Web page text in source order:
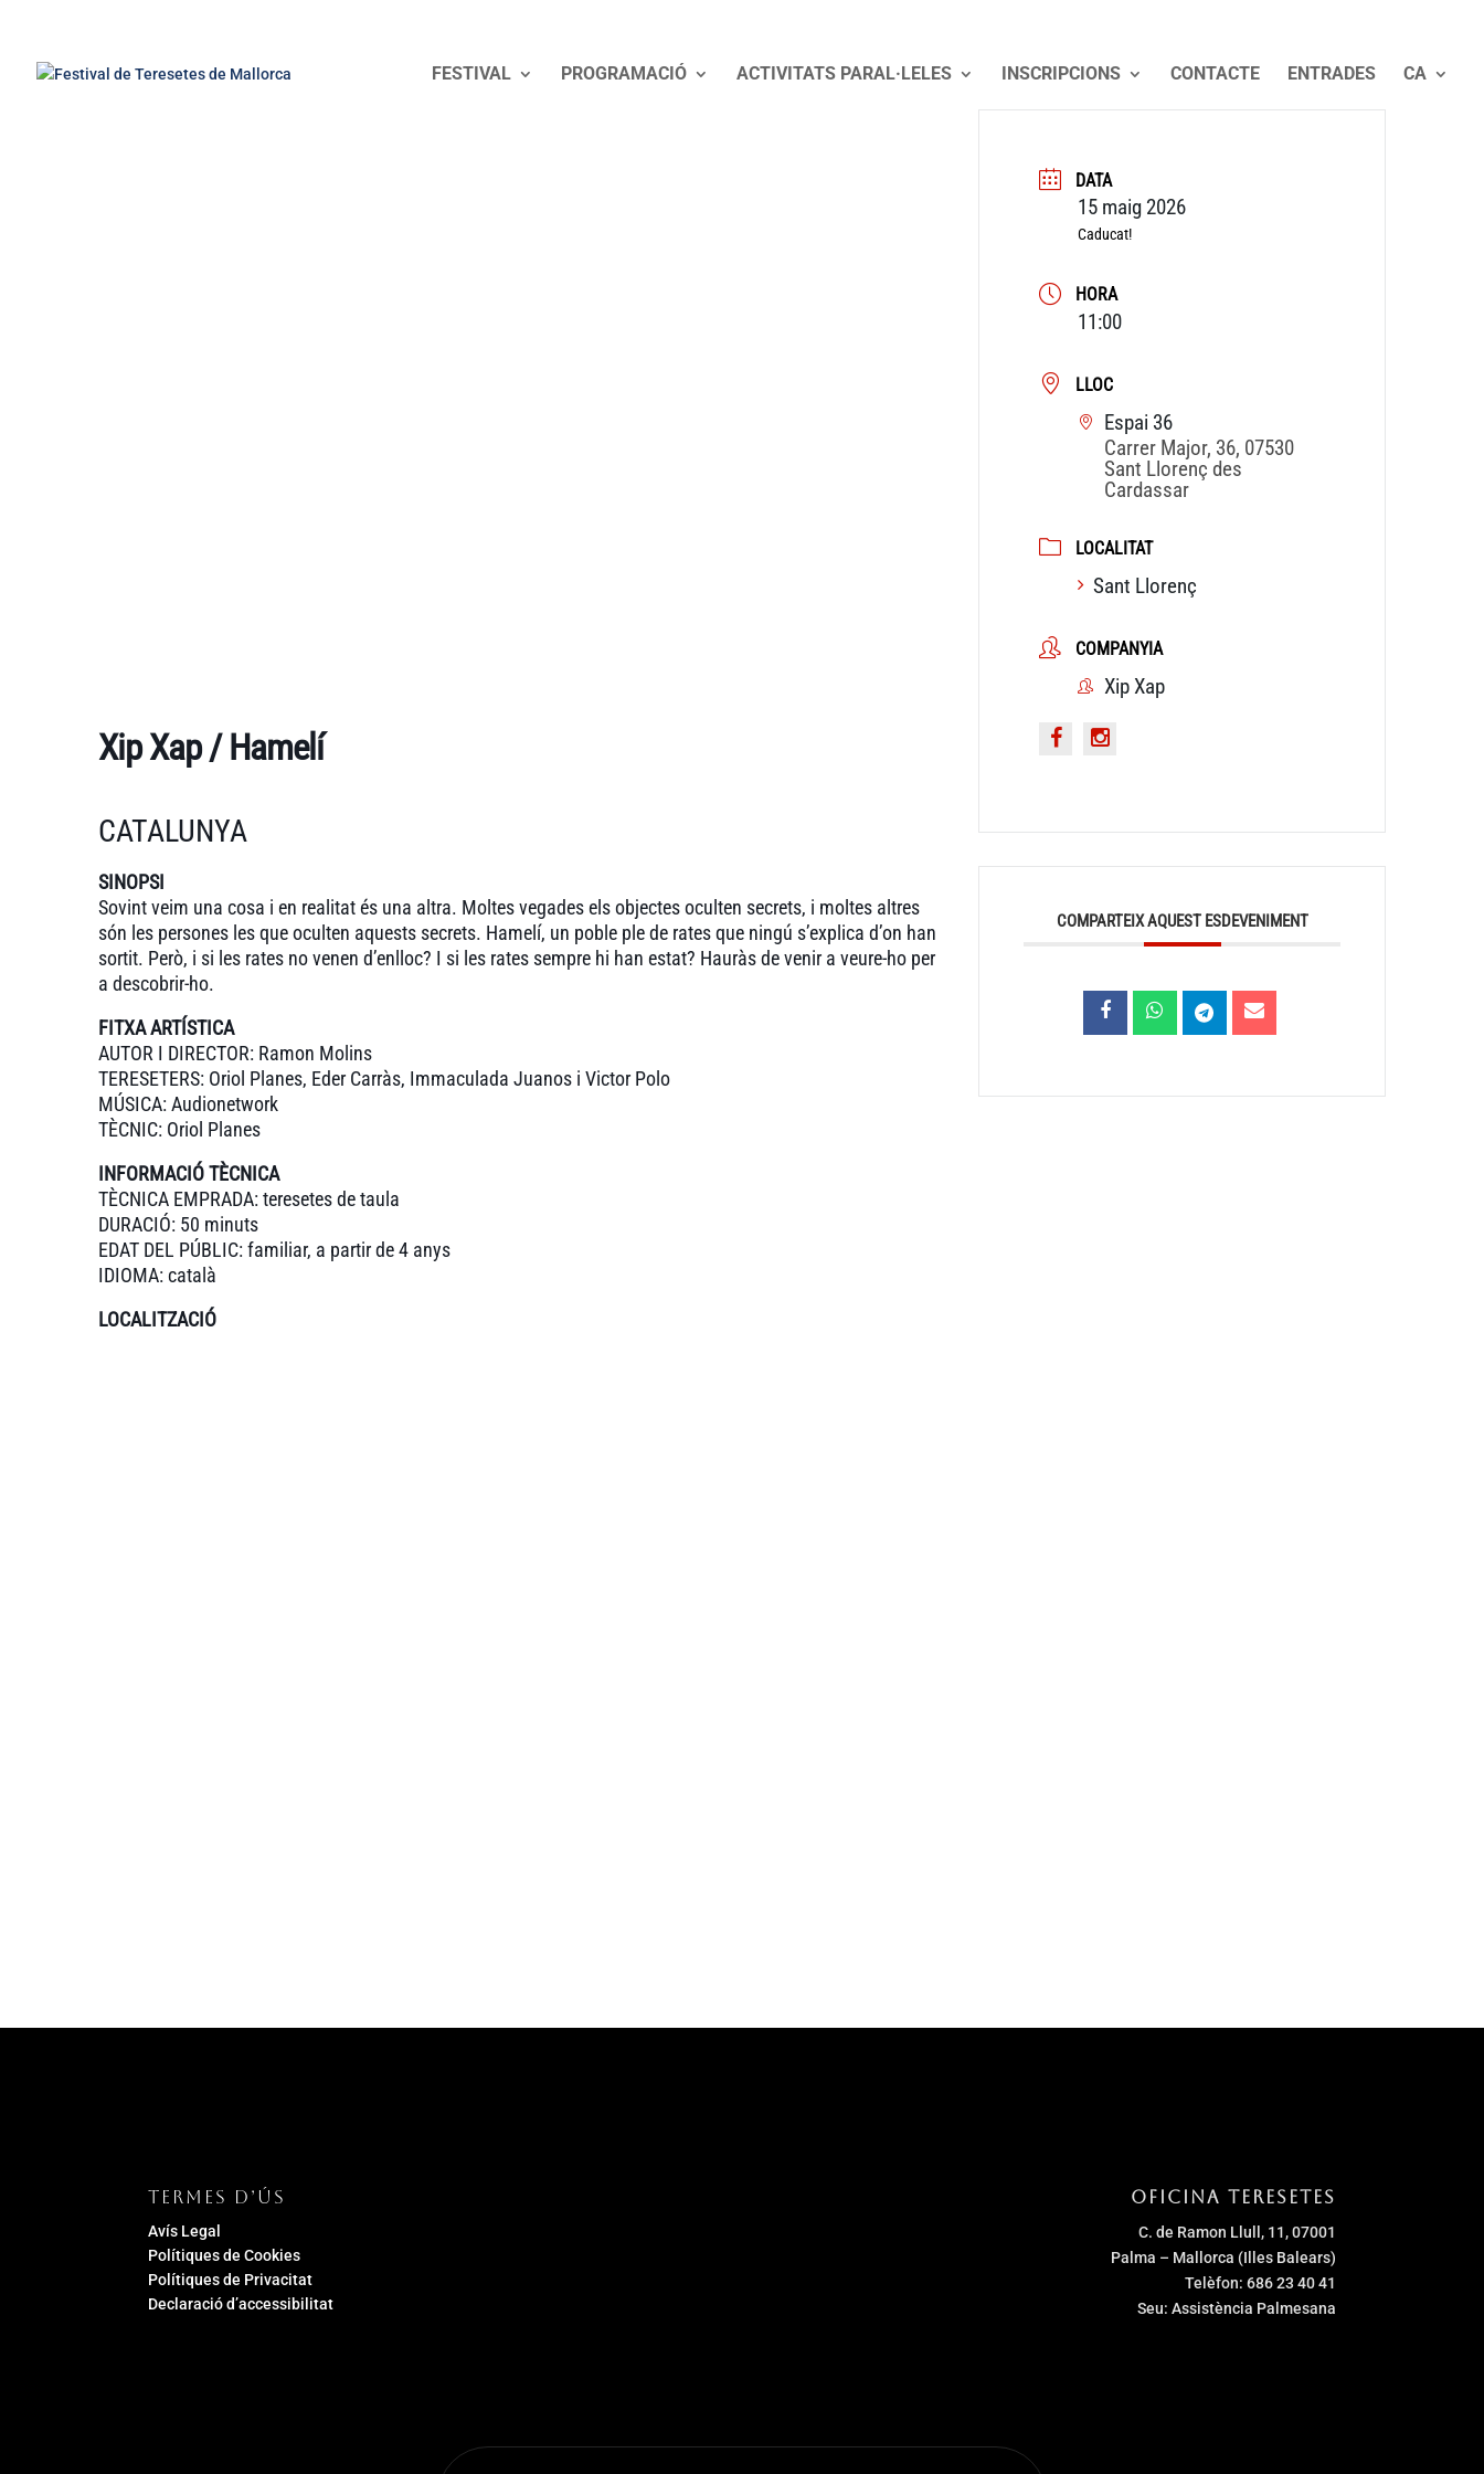
FESTIVAL PROGRAMACIÓ ACTIVITATS PARAL·LELES INSCRIPCIONS CONTACTE ENTRADES CA
Xip Xap / Hamelí
CATALUNYA
SINOPSI
Sovint veim una cosa i en realitat és una altra. Moltes vegades els objectes oculten secrets, i moltes altres
són les persones les que oculten aquests secrets. Hamelí, un poble ple de rates que ningú s’explica d’on han
sortit. Però, i si les rates no venen d’enlloc? I si les rates sempre hi han estat? Hauràs de venir a veure-ho per
a descobrir-ho.
FITXA ARTÍSTICA
AUTOR I DIRECTOR: Ramon Molins
TERESETERS: Oriol Planes, Eder Carràs, Immaculada Juanos i Victor Polo
MÚSICA: Audionetwork
TÈCNIC: Oriol Planes
INFORMACIÓ TÈCNICA
TÈCNICA EMPRADA: teresetes de taula
DURACIÓ: 50 minuts
EDAT DEL PÚBLIC: familiar, a partir de 4 anys
IDIOMA: català
LOCALITZACIÓ
DATA
15 maig 2026
Caducat!
HORA
11:00
LLOC
Espai 36
Carrer Major, 36, 07530
Sant Llorenç des
Cardassar
LOCALITAT
Sant Llorenç
COMPANYIA
Xip Xap
COMPARTEIX AQUEST ESDEVENIMENT
TERMES D’ÚS
Avís Legal
Polítiques de Cookies
Polítiques de Privacitat
Declaració d’accessibilitat
Oficina Teresetes
C. de Ramon Llull, 11, 07001
Palma – Mallorca (Illes Balears)
Telèfon: 686 23 40 41
Seu: Assistència Palmesana